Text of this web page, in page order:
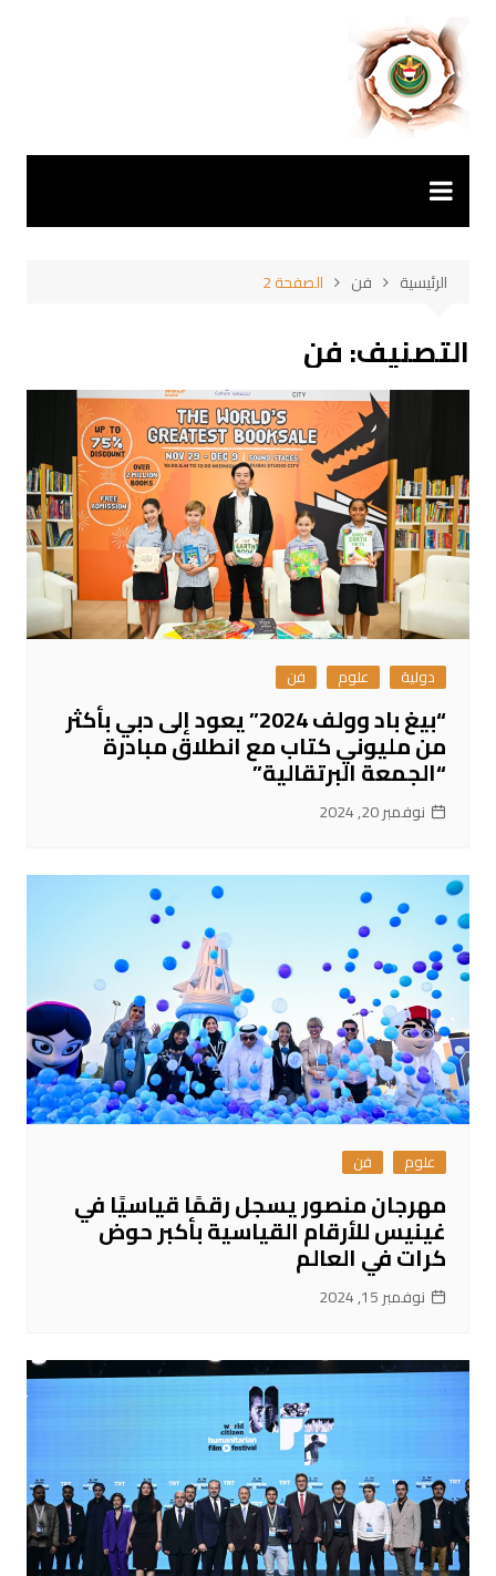
المحتوى
الرئيسية فن الصفحة 2
التصنيف:فن
دولية علوم فن
“بيغ باد وولف 2024” يعود إلى دبي بأكثر
من مليوني كتاب مع انطلاق مبادرة
“الجمعة البرتقالية”
نوفمبر 20, 2024
علوم فن
مهرجان منصور يسجل رقمًا قياسيًا في
غينيس للأرقام القياسية بأكبر حوض
كرات في العالم
نوفمبر 15, 2024